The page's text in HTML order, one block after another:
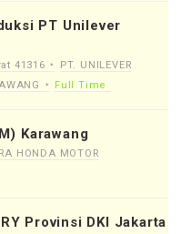
PT Unilever
41316
PT. UNILEVER
Full Time
Karawang
HONDA MOTOR
Provinsi DKI Jakarta